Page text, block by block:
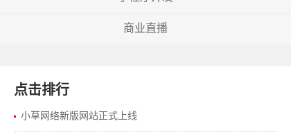
商业直播
点击排行
小草网络新版网站正式上线